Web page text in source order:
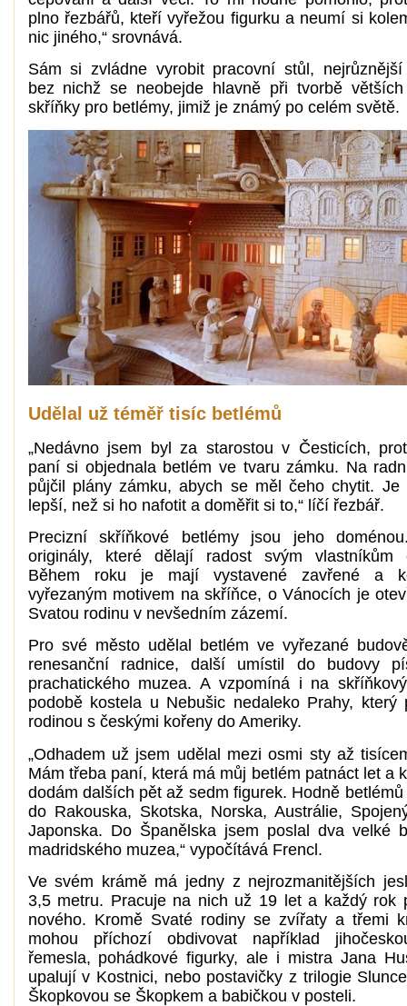
plno řezbářů, kteří vyřežou figurku a neumí si
nic jiného,“ srovnává.
Sám si zvládne vyrobit pracovní stůl, nejrůznější
bez nichž se neobejde hlavně při tvorbě
skříňky pro betlémy, jimiž je známý po celém světě.
Udělal už téměř tisíc betlémů
„Nedávno jsem byl za starostou v Česticích,
paní si objednala betlém ve tvaru zámku. Na
půjčil plány zámku, abych se měl čeho chytit.
lepší, než si ho nafotit a doměřit si to,“ líčí řezbář.
Precizní skříňkové betlémy jsou jeho
originály, které dělají radost svým vlastníkům
Během roku je mají vystavené zavřené a
vyřezaným motivem na skříňce, o Vánocích je
Svatou rodinu v nevšedním zázemí.
Pro své město udělal betlém ve vyřezané
renesanční radnice, další umístil do budovy
prachatického muzea. A vzpomíná i na
podobě kostela u Nebušic nedaleko Prahy, který
rodinou s českými kořeny do Ameriky.
„Odhadem už jsem udělal mezi osmi sty až
Mám třeba paní, která má můj betlém patnáct let a
dodám dalších pět až sedm figurek. Hodně
do Rakouska, Skotska, Norska, Austrálie,
Japonska. Do Španělska jsem poslal dva velké
madridského muzea,“ vypočítává Frencl.
Ve svém krámě má jedny z nejrozmanitějších
3,5 metru. Pracuje na nich už 19 let a každý rok
nového. Kromě Svaté rodiny se zvířaty a třemi
mohou příchozí obdivovat například
řemesla, pohádkové figurky, ale i mistra Jana
upalují v Kostnici, nebo postavičky z trilogie
Škopkovou se Škopkem a babičkou v posteli.